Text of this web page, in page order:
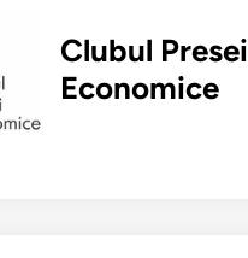
Clubul Presei
Economice